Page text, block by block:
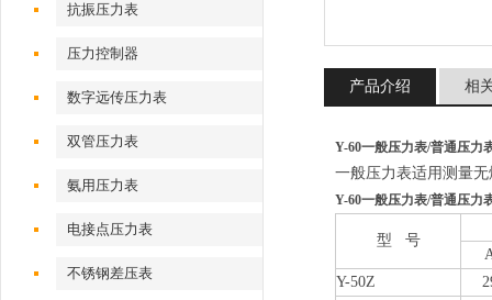
抗振压力表
压力控制器
数字远传压力表
双管压力表
氨用压力表
电接点压力表
不锈钢差压表
产品介绍 相
Y-60一般压力表/普通压力
一般压力表适用测量
Y-60一般压力表/普通压力
型 号
Y-50Z